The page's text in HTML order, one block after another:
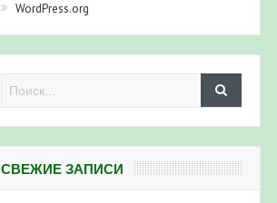
WordPress.org
СВЕЖИЕ ЗАПИСИ